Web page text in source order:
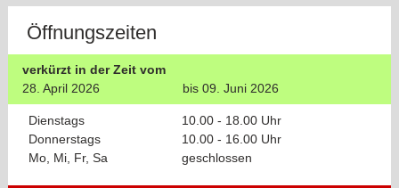
Öffnungszeiten
verkürzt in der Zeit vom
28. April 2026
bis 09. Juni 2026
Dienstags
10.00 - 18.00 Uhr
Donnerstags
10.00 - 16.00 Uhr
Mo, Mi, Fr, Sa
geschlossen